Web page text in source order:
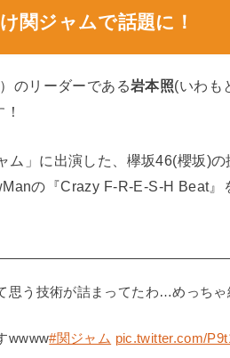
関ジャムで話題に！
のリーダーである岩本照(いわも
ム」に出演した、欅坂46(櫻坂)
の『Crazy F-R-E-S-H Beat』
思う技術が詰まってたわ…めっち
wwww#関ジャム pic.twitter.com/